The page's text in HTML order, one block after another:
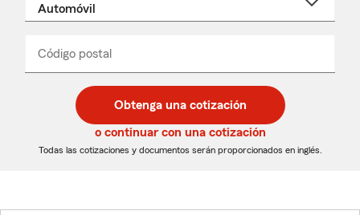
desplegable
Código postal
de
5
dígitos
de
5
dígitos
_____
Obtenga una cotización
o continuar con una cotización
Todas las cotizaciones y documentos serán proporcionados en inglés.